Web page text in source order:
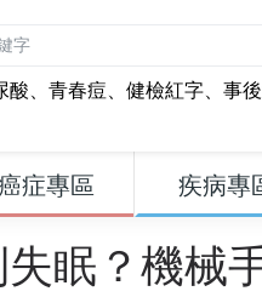
酸、 青春痘、 健檢紅字、 事
症專區 疾病專
眠？機械